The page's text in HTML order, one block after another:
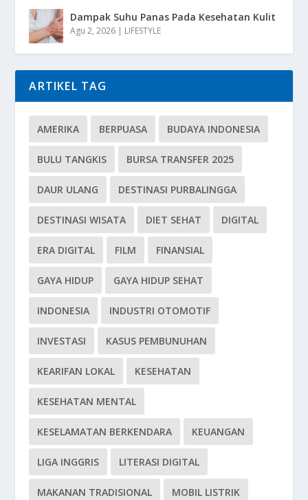
Dampak Suhu Panas Pada Kesehatan Kulit
Agu 2, 2026 | LIFESTYLE
ARTIKEL TAG
AMERIKA BERPUASA BUDAYA INDONESIA
BULU TANGKIS BURSA TRANSFER 2025
DAUR ULANG DESTINASI PURBALINGGA
DESTINASI WISATA DIET SEHAT DIGITAL
ERA DIGITAL FILM FINANSIAL
GAYA HIDUP GAYA HIDUP SEHAT
INDONESIA INDUSTRI OTOMOTIF
INVESTASI KASUS PEMBUNUHAN
KEARIFAN LOKAL KESEHATAN
KESEHATAN MENTAL
KESELAMATAN BERKENDARA KEUANGAN
LIGA INGGRIS LITERASI DIGITAL
MAKANAN TRADISIONAL MOBIL LISTRIK